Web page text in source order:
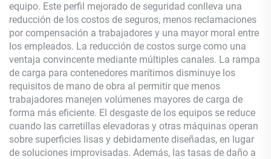
equipo. Este perfil mejorado de seguridad conlleva una
reducción de los costos de seguros, menos reclamaciones
por compensación a trabajadores y una mayor moral entre
los empleados. La reducción de costos surge como una
ventaja convincente mediante múltiples canales. La rampa
de carga para contenedores marítimos disminuye los
requisitos de mano de obra al permitir que menos
trabajadores manejen volúmenes mayores de carga de
forma más eficiente. El desgaste de los equipos se reduce
cuando las carretillas elevadoras y otras máquinas operan
sobre superficies lisas y debidamente diseñadas, en lugar
de soluciones improvisadas. Además, las tasas de daño a